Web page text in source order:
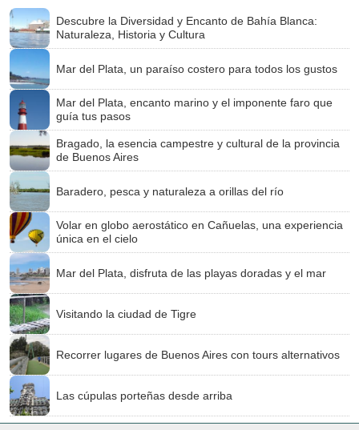
Descubre la Diversidad y Encanto de Bahía Blanca:
Naturaleza, Historia y Cultura
Mar del Plata, un paraíso costero para todos los gustos
Mar del Plata, encanto marino y el imponente faro que
guía tus pasos
Bragado, la esencia campestre y cultural de la provincia
de Buenos Aires
Baradero, pesca y naturaleza a orillas del río
Volar en globo aerostático en Cañuelas, una experiencia
única en el cielo
Mar del Plata, disfruta de las playas doradas y el mar
Visitando la ciudad de Tigre
Recorrer lugares de Buenos Aires con tours alternativos
Las cúpulas porteñas desde arriba